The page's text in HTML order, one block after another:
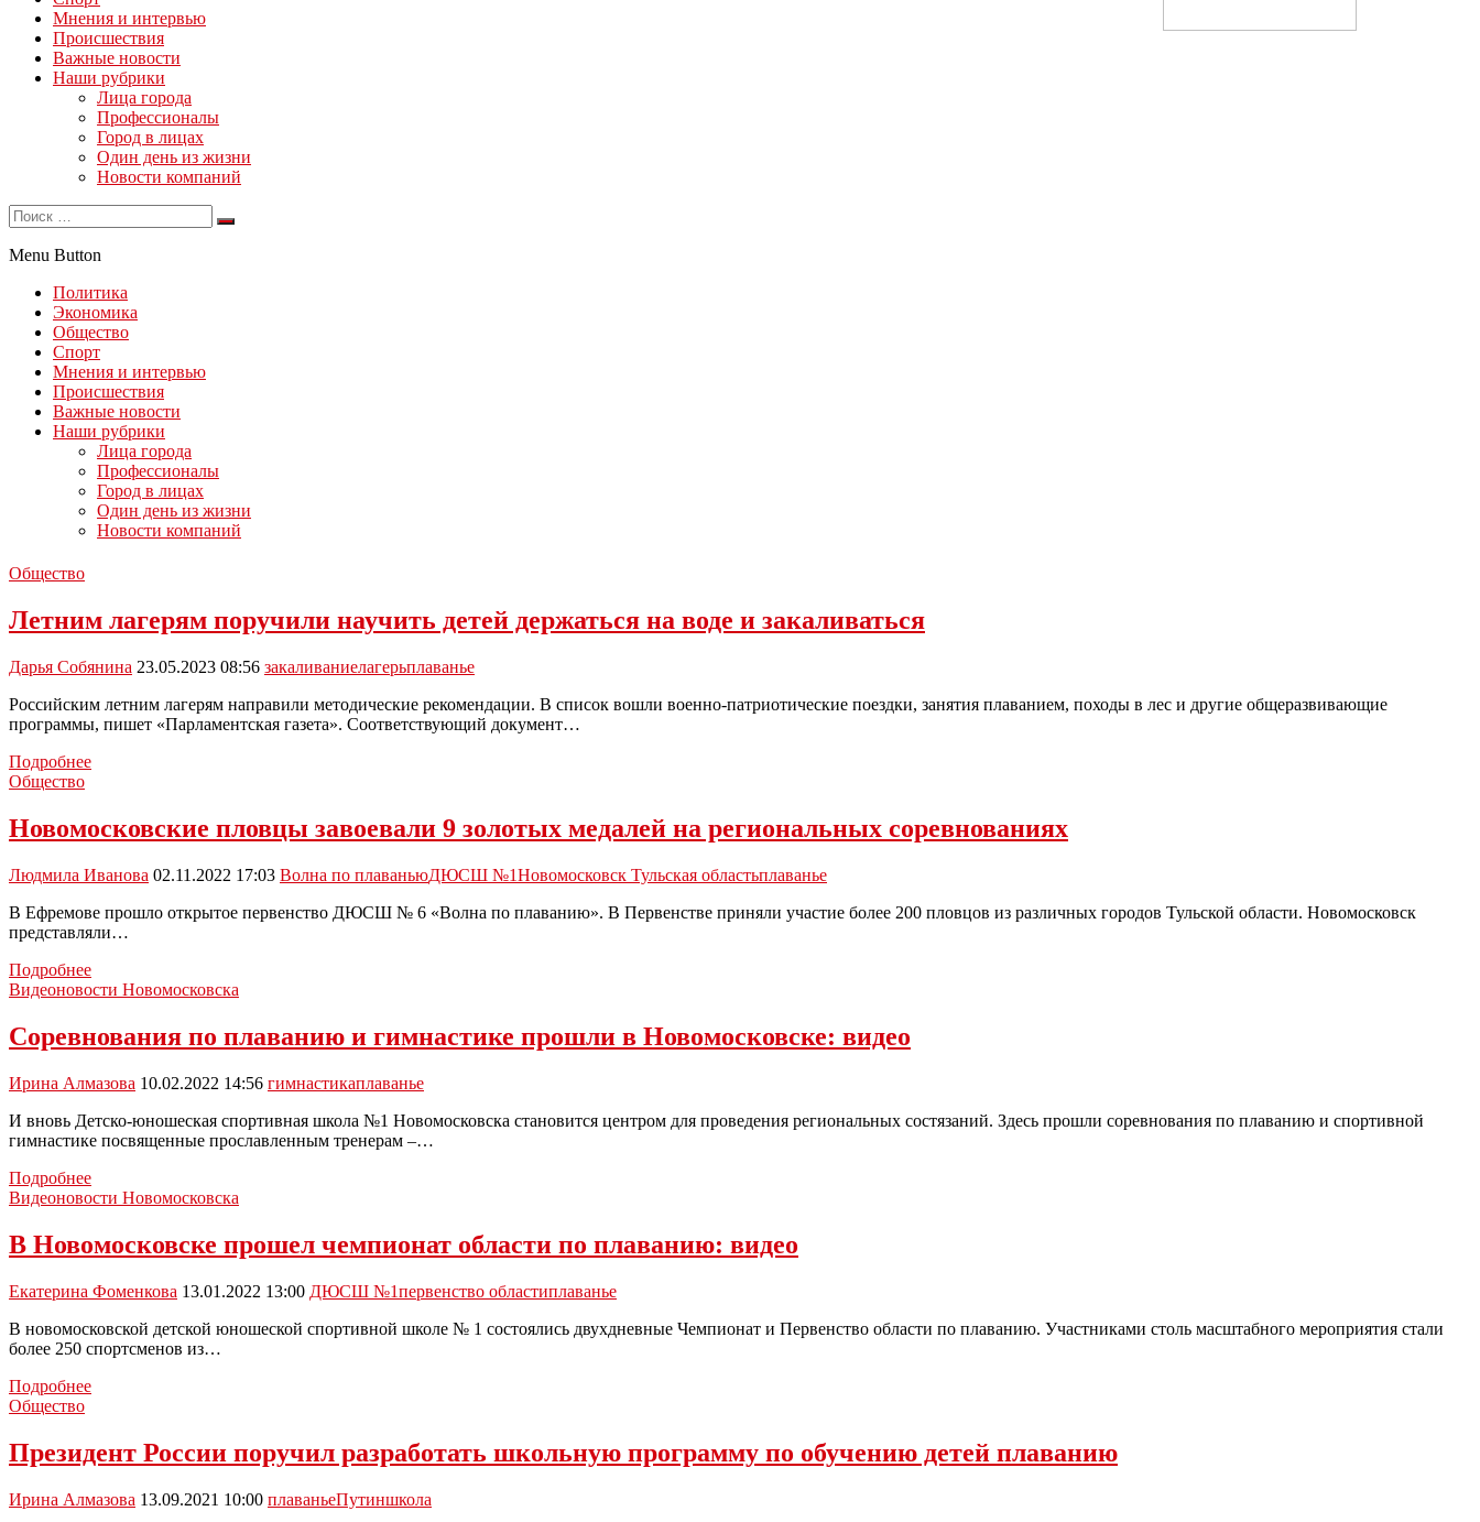
Мнения и интервью
Происшествия
Важные новости
Наши рубрики
Лица города
Профессионалы
Город в лицах
Один день из жизни
Новости компаний
Menu Button
Политика
Экономика
Общество
Спорт
Мнения и интервью
Происшествия
Важные новости
Наши рубрики
Лица города
Профессионалы
Город в лицах
Один день из жизни
Новости компаний
Общество
Летним лагерям поручили научить детей держаться на воде и закаливаться
Дарья Собянина 23.05.2023 08:56 закаливаниелагерьплаванье
Российским летним лагерям направили методические рекомендации. В список вошли военно-патриотические поездки, занятия плаванием, походы в лес и другие общеразвивающие
программы, пишет «Парламентская газета». Соответствующий документ…
ПодробнееЛетним
детей
на
и
закаливаться
Общество
Новомосковские пловцы завоевали 9 золотых медалей на региональных соревнованиях
Людмила Иванова 02.11.2022 17:03 Волна по плаваньюДЮСШ №1Новомосковск Тульская областьплаванье
В Ефремове прошло открытое первенство ДЮСШ № 6 «Волна по плаванию». В Первенстве приняли участие более 200 пловцов из различных городов Тульской области. Новомосковск
представляли…
ПодробнееНовомосковские
пловцы
золотых
на
соревнованиях
Видеоновости Новомосковска
Соревнования по плаванию и гимнастике прошли в Новомосковске: видео
Ирина Алмазова 10.02.2022 14:56 гимнастикаплаванье
И вновь Детско-юношеская спортивная школа №1 Новомосковска становится центром для проведения региональных состязаний. Здесь прошли соревнования по плаванию и спортивной
гимнастике посвященные прославленным тренерам –…
ПодробнееСоревнования
по
гимнастике
в
видео
Видеоновости Новомосковска
В Новомосковске прошел чемпионат области по плаванию: видео
Екатерина Фоменкова 13.01.2022 13:00 ДЮСШ №1первенство областиплаванье
В новомосковской детской юношеской спортивной школе № 1 состоялись двухдневные Чемпионат и Первенство области по плаванию. Участниками столь масштабного мероприятия стали
более 250 спортсменов из…
ПодробнееВ
чемпионат
области
плаванию:
Общество
Президент России поручил разработать школьную программу по обучению детей плаванию
Ирина Алмазова 13.09.2021 10:00 плаваньеПутиншкола